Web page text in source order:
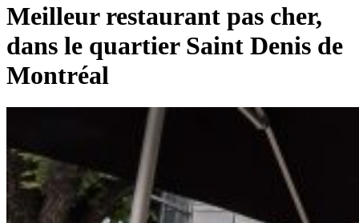
Meilleur restaurant pas cher,
dans le quartier Saint Denis de
Montréal